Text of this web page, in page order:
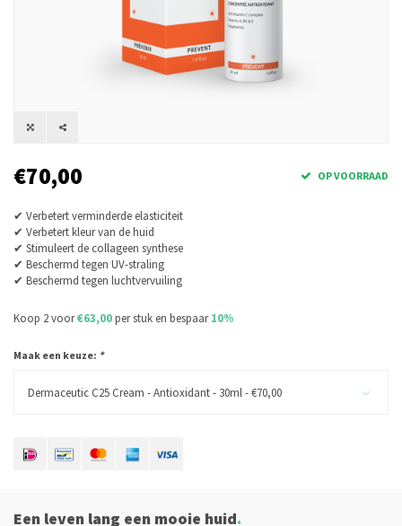
€70,00 OP VOORRAAD
✔ Verbetert verminderde elasticiteit
✔ Verbetert kleur van de huid
✔ Stimuleert de collageen synthese
✔ Beschermd tegen UV-straling
✔ Beschermd tegen luchtvervuiling
Koop 2 voor€63,00per stuk en bespaar10%
Maak een keuze: *
Dermaceutic C25 Cream - Antioxidant - 30ml - €70,00
Een leven lang een mooie huid.